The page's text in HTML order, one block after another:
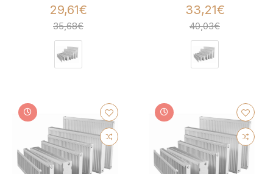
29,61€
35,68€
33,21€
40,03€